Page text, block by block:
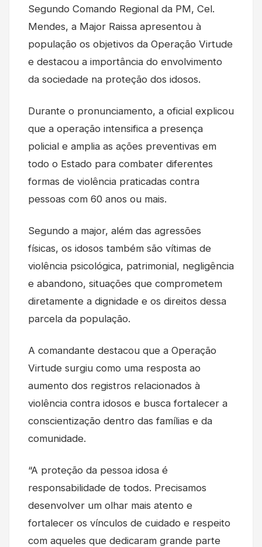
Segundo Comando Regional da PM, Cel.
Mendes, a Major Raissa apresentou à
população os objetivos da Operação Virtude
e destacou a importância do envolvimento
da sociedade na proteção dos idosos.
Durante o pronunciamento, a oficial explicou
que a operação intensifica a presença
policial e amplia as ações preventivas em
todo o Estado para combater diferentes
formas de violência praticadas contra
pessoas com 60 anos ou mais.
Segundo a major, além das agressões
físicas, os idosos também são vítimas de
violência psicológica, patrimonial, negligência
e abandono, situações que comprometem
diretamente a dignidade e os direitos dessa
parcela da população.
A comandante destacou que a Operação
Virtude surgiu como uma resposta ao
aumento dos registros relacionados à
violência contra idosos e busca fortalecer a
conscientização dentro das famílias e da
comunidade.
“A proteção da pessoa idosa é
responsabilidade de todos. Precisamos
desenvolver um olhar mais atento e
fortalecer os vínculos de cuidado e respeito
com aqueles que dedicaram grande parte